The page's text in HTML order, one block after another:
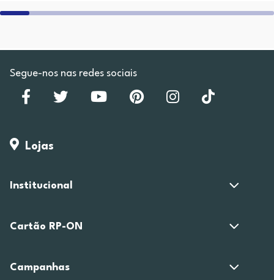
Segue-nos nas redes sociais
Lojas
Institucional
Cartão RP-ON
Campanhas